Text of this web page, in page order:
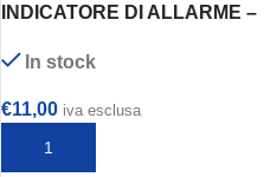
INDICATORE DI ALLARME –
In stock
€11,00 iva esclusa
AGGIUNGI AL CARRELLO